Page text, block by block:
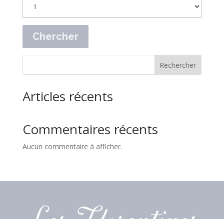
Rechercher
Articles récents
Commentaires récents
Aucun commentaire à afficher.